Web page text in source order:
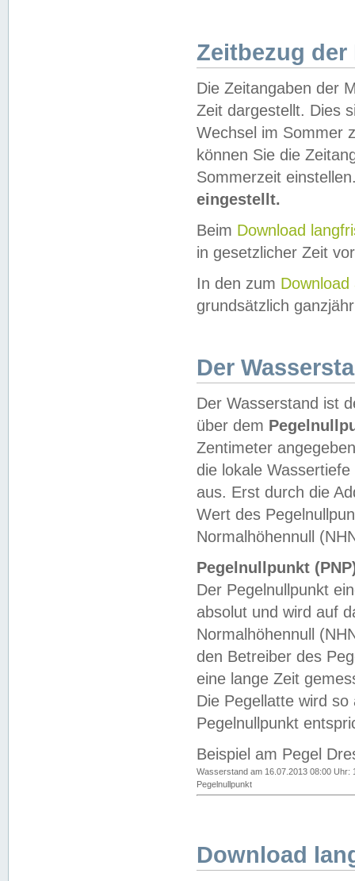
Zeitbezug der
Die Zeitangaben der
Zeit dargestellt. Dies
Wechsel im Sommer
können Sie die
Sommerzeit
eingestellt.
Beim Download
in gesetzlicher Zeit
In den zum Download
grundsätzlich
Der
Der Wasserstand ist
über dem
Zentimeter
die lokale
aus. Erst durch die
Wert des
Normalhöhennull
Pegelnullpunkt
Der Pegelnullpunkt
absolut und wird auf
Normalhöhennull
den Betreiber des
eine lange Zeit
Die Pegellatte wird
Pegelnullpunkt
Beispiel am Pegel
Wasserstand am 16.07.2013 08:00 Uhr:
Pegelnullpunkt
Download